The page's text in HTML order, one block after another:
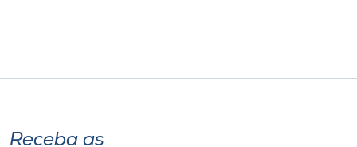
o idioma
Receba as